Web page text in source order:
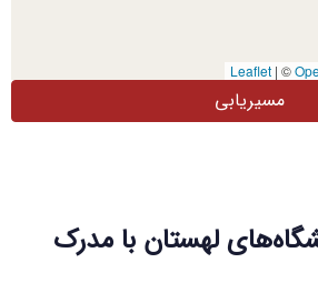
لهستان با مدرک
| ©
مسیریابی